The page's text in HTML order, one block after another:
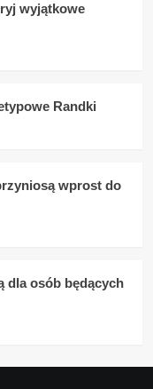
wyjątkowe
Randki
wprost do
dla osób będących